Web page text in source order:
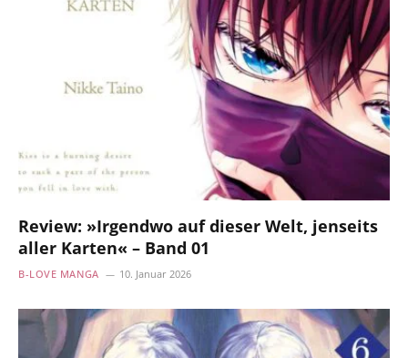
Review: »Irgendwo auf dieser Welt, jenseits
aller Karten« – Band 01
B-LOVE MANGA 10. Januar 2026